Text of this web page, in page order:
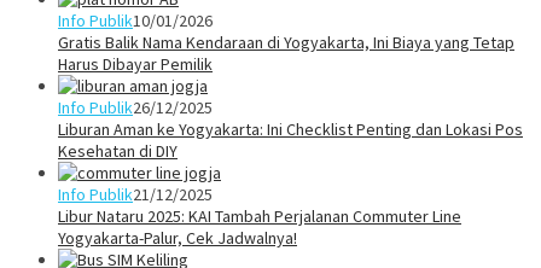
Info Publik10/01/2026
Gratis Balik Nama Kendaraan di Yogyakarta, Ini Biaya yang Tetap
Harus Dibayar Pemilik
Info Publik26/12/2025
Liburan Aman ke Yogyakarta: Ini Checklist Penting dan Lokasi Pos
Kesehatan di DIY
Info Publik21/12/2025
Libur Nataru 2025: KAI Tambah Perjalanan Commuter Line
Yogyakarta-Palur, Cek Jadwalnya!